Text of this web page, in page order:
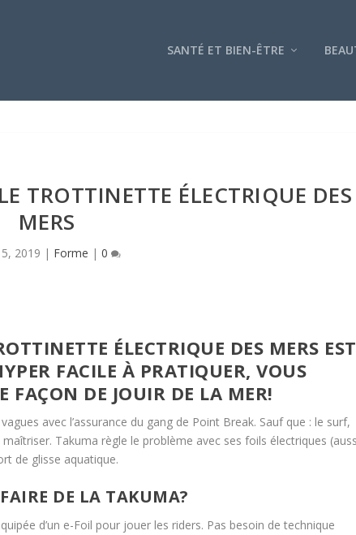
SANTÉ ET BIEN-ÊTRE
TROTTINETTE ÉLECTRIQUE DES
MERS
2019 | Forme |0
ÉLECTRIQUE DES MERS EST
FACILE À PRATIQUER, VOUS
FAÇON DE JOUIR DE LA MER!
avec l’assurance du gang de Point Break. Sauf que : le surf,
Takuma règle le problème avec ses foils électriques
de glisse aquatique.
DE LA TAKUMA?
d’un e-Foil pour jouer les riders. Pas besoin de technique